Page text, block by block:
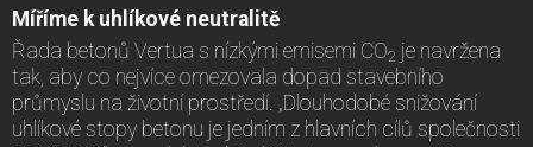
Míříme k uhlíkové neutralitě
Řada betonů Vertua s nízkými emisemi CO2 je navržena
tak, aby co nejvíce omezovala dopad stavebního
průmyslu na životní prostředí. „Dlouhodobé snižování
uhlíkové stopy betonu je jedním z hlavních cílů společnosti